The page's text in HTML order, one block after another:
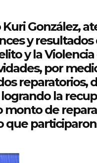
González,
y
y la
por
reparatorios,
la
monto de
que